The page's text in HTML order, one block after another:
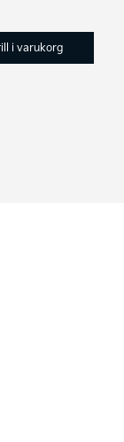
i varukorg